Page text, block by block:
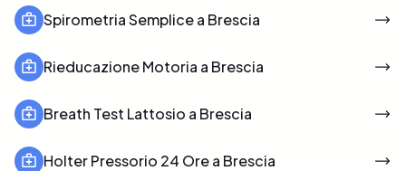
Spirometria Semplice a Brescia
Rieducazione Motoria a Brescia
Breath Test Lattosio a Brescia
Holter Pressorio 24 Ore a Brescia